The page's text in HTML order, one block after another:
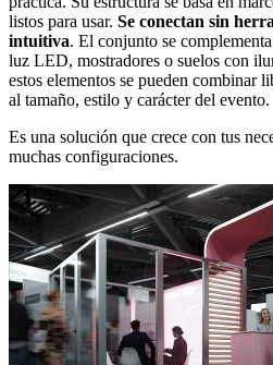
listos para usar. Se conectan sin
intuitiva. El conjunto se
luz LED, mostradores o suelos con
estos elementos se pueden combinar
al tamaño, estilo y carácter del evento.
Es una solución que crece con tus
muchas configuraciones.